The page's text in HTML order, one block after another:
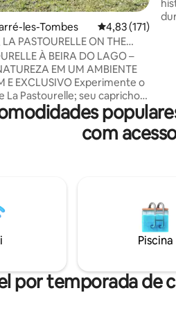
les-Tombes 4,83 de uma
4,83 (171)
PASTOURELLE ON THE
À BEIRA DO LAGO –
EM UM AMBIENTE
Experimente o
La Pastourelle; seu capricho
juntamente com a
e a beleza deste local
e privado, oferecem
dos 7 hectares de
no domínio da antiga
Brizards. Massagens
reservadas com
com
Piscina
por temporada de